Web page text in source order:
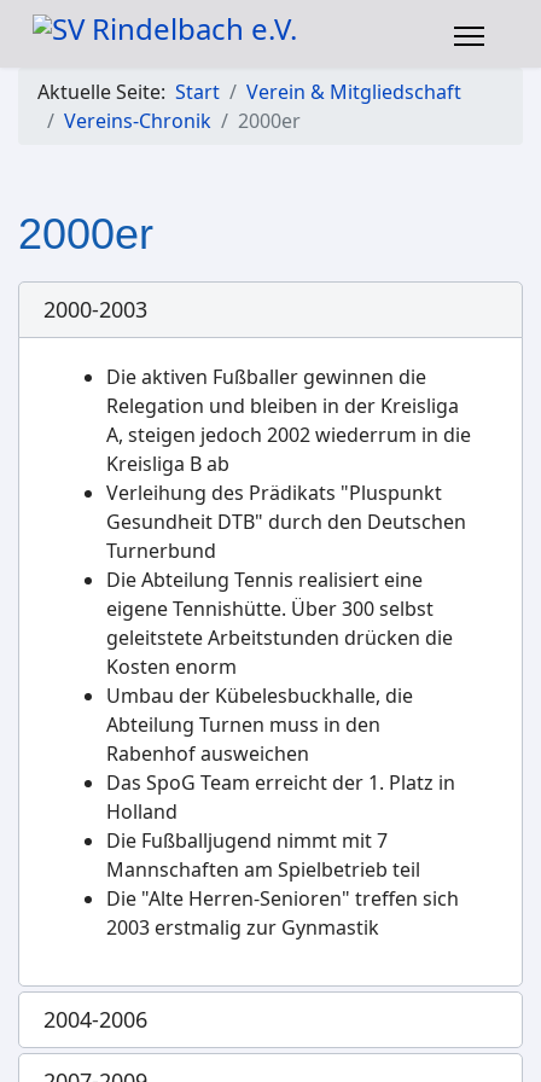
Aktuelle Seite: Start
Verein & Mitgliedschaft
Vereins-Chronik
2000er
2000er
2000-2003
Die aktiven Fußballer gewinnen die
Relegation und bleiben in der Kreisliga
A, steigen jedoch 2002 wiederrum in die
Kreisliga B ab
Verleihung des Prädikats "Pluspunkt
Gesundheit DTB" durch den Deutschen
Turnerbund
Die Abteilung Tennis realisiert eine
eigene Tennishütte. Über 300 selbst
geleitstete Arbeitstunden drücken die
Kosten enorm
Umbau der Kübelesbuckhalle, die
Abteilung Turnen muss in den
Rabenhof ausweichen
Das SpoG Team erreicht der 1. Platz in
Holland
Die Fußballjugend nimmt mit 7
Mannschaften am Spielbetrieb teil
Die "Alte Herren-Senioren" treffen sich
2003 erstmalig zur Gynmastik
2004-2006